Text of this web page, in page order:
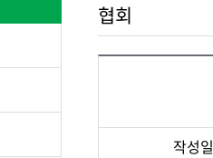
협회
작성일